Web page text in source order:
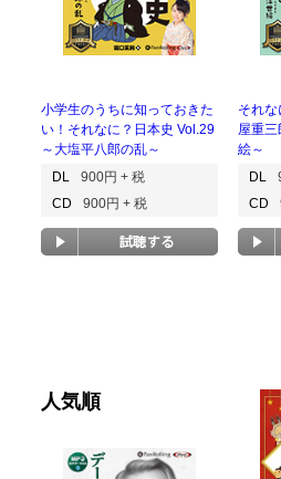
小学生のうちに知っておきた
い！それなに？日本史 Vol.29
～大塩平八郎の乱～
DL
900円 + 税
CD
900円 + 税
それ
屋重
絵～
DL
CD
人気順